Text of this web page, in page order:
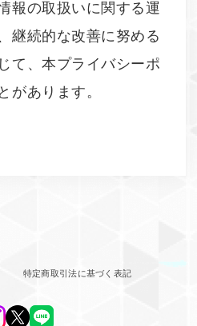
報の取扱いに関する運
継続的な改善に努める
て、本プライバシーポ
があります。
特定商取引法に基づく表記